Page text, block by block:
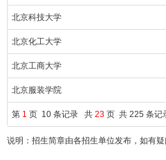
北京科技大学
北京化工大学
北京工商大学
北京服装学院
第 1 页 10 条记录 共 23 页 共 225 条记
说明：招生简章由各招生单位发布，如有